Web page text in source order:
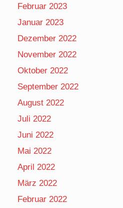
Februar 2023
Januar 2023
Dezember 2022
November 2022
Oktober 2022
September 2022
August 2022
Juli 2022
Juni 2022
Mai 2022
April 2022
März 2022
Februar 2022